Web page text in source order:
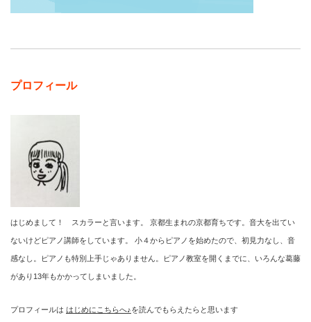
プロフィール
はじめまして！ スカラーと言います。 京都生まれの京都育ちです。音大を出てい
ないけどピアノ講師をしています。 小４からピアノを始めたので、初見力なし、音
感なし。ピアノも特別上手じゃありません。ピアノ教室を開くまでに、いろんな葛藤
があり13年もかかってしまいました。
プロフィールは はじめにこちらへ♪を読んでもらえたらと思います